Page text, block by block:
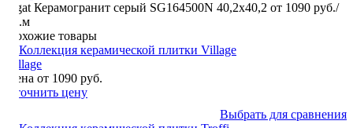
Agat Керамогранит серый SG164500N 40,2х40,2 от 1090 руб./
кв.м
Похожие товары
Village
Цена от 1090 руб.
Уточнить цену
Выбрать для сравнения